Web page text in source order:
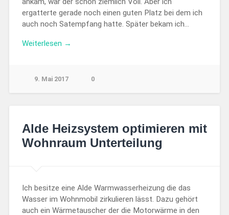
ergatterte gerade noch einen guten Platz bei dem ich
auch noch Satempfang hatte. Später bekam ich…
Weiterlesen →
9. Mai 2017 0
Alde Heizsystem optimieren mit
Wohnraum Unterteilung
Ich besitze eine Alde Warmwasserheizung die das
Wasser im Wohnmobil zirkulieren lässt. Dazu gehört
auch ein Wärmetauscher der die Motorwärme in den